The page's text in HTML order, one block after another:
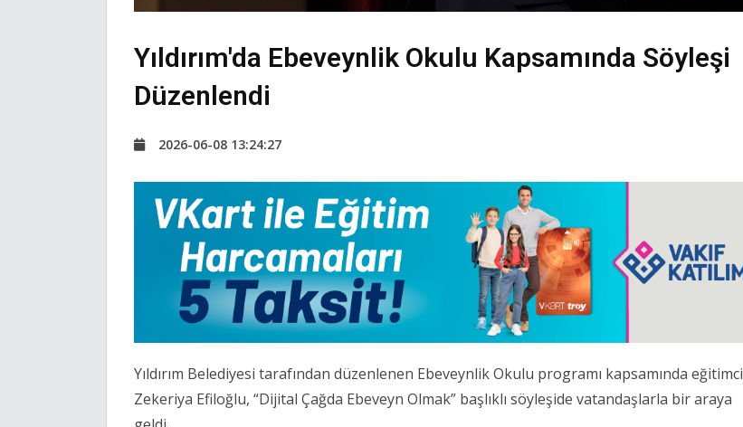
Yıldırım'da Ebeveynlik Okulu Kapsamında Söyleşi
Düzenlendi
2026-06-08 13:24:27
Yıldırım Belediyesi tarafından düzenlenen Ebeveynlik Okulu programı kapsamında eğitimci
Zekeriya Efiloğlu, “Dijital Çağda Ebeveyn Olmak” başlıklı söyleşide vatandaşlarla bir araya